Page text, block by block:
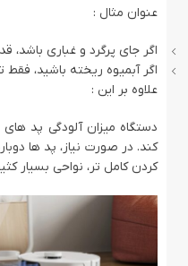
عنوان مثال :
اگر جای پرگرد و غباری
اگر آبمیوه ریخته باشید،
علاوه بر این :
دستگاه میزان آلودگی پد
‌کند. در صورت نیاز، پد ها
کردن کامل‌ تر، نواحی بسیار